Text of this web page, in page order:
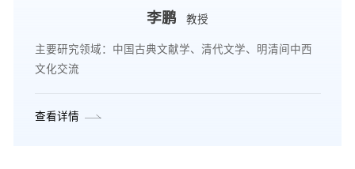
李鹏 教授
主要研究领域：中国古典文献学、清代文学、明清间中西
文化交流
查看详情